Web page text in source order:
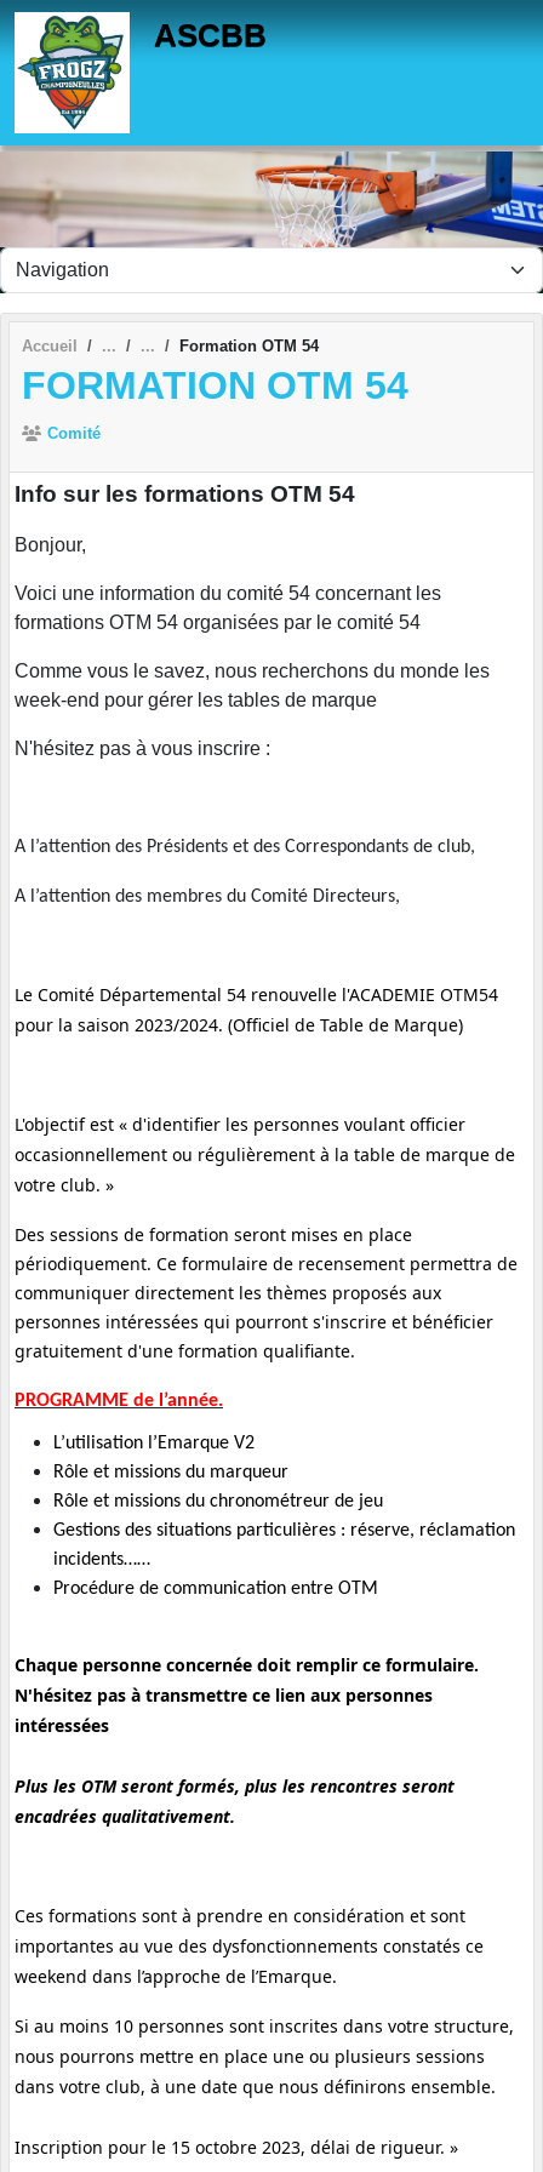
ASCBB
Accueil Formation OTM 54
FORMATION OTM 54
Comité
Info sur les formations OTM 54
Bonjour,
Voici une information du comité 54 concernant les
formations OTM 54 organisées par le comité 54
Comme vous le savez, nous recherchons du monde les
week-end pour gérer les tables de marque
N'hésitez pas à vous inscrire :
A l’attention des Présidents et des Correspondants de club,
A l’attention des membres du Comité Directeurs,
Le Comité Départemental 54 renouvelle l'ACADEMIE OTM54
pour la saison 2023/2024. (Officiel de Table de Marque)
L'objectif est « d'identifier les personnes voulant officier
occasionnellement ou régulièrement à la table de marque de
votre club. »
Des sessions de formation seront mises en place
périodiquement. Ce formulaire de recensement permettra de
communiquer directement les thèmes proposés aux
personnes intéressées qui pourront s'inscrire et bénéficier
gratuitement d'une formation qualifiante.
PROGRAMME de l’année.
L’utilisation l’Emarque V2
Rôle et missions du marqueur
Rôle et missions du chronométreur de jeu
Gestions des situations particulières : réserve, réclamation
incidents……
Procédure de communication entre OTM
Chaque personne concernée doit remplir ce formulaire.
N'hésitez pas à transmettre ce lien aux personnes
intéressées
Plus les OTM seront formés, plus les rencontres seront
encadrées qualitativement.
Ces formations sont à prendre en considération et sont
importantes au vue des dysfonctionnements constatés ce
weekend dans l’approche de l’Emarque.
Si au moins 10 personnes sont inscrites dans votre structure,
nous pourrons mettre en place une ou plusieurs sessions
dans votre club, à une date que nous définirons ensemble.
Inscription pour le 15 octobre 2023, délai de rigueur. »
Panneau de gestion des cookies